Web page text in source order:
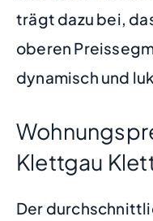
trägt dazu bei,
oberen
dynamisch und
Klettgau
Der